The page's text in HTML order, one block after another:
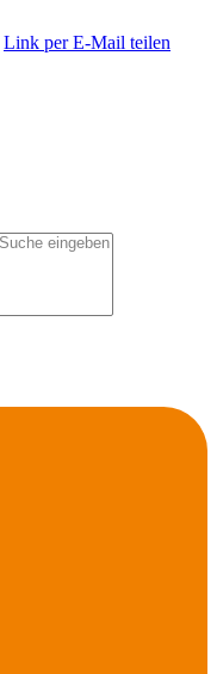
Link per E-Mail teilen